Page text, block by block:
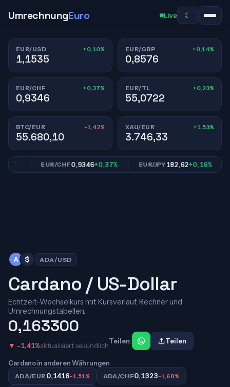
UmrechnungEuro Live ☾
EUR/USD +0,10%
1,1535
EUR/GBP +0,14%
0,8576
EUR/CHF +0,37%
0,9346
EUR/TL +0,23%
55,0722
BTC/EUR -1,42%
55.680,10
XAU/EUR +1,53%
3.746,33
EUR/CHF0,9346+0,37% EUR/JPY182,62+0,16%
₳ $ ADA/USD
Cardano / US-Dollar
Echtzeit-Wechselkurs mit Kursverlauf, Rechner und
Umrechnungstabellen.
0,163300
▼ -1,41%aktualisiert sekündlich
Teilen: Teilen
Cardano in anderen Währungen
ADA/EUR 0,1416-1,51% ADA/CHF0,1323-1,68%